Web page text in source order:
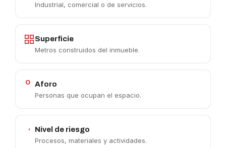
Industrial, comercial o de servicios.
Superficie
Metros construidos del inmueble.
Aforo
Personas que ocupan el espacio.
Nivel de riesgo
Procesos, materiales y actividades.